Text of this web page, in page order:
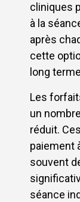
cliniques
à la
après
cette
long
Les
un
réduit.
paiement
souvent
séance